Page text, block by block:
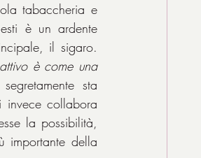
tabaccheria e
è un ardente
il sigaro.
è come una
sta
invece collabora
la possibilità,
importante della